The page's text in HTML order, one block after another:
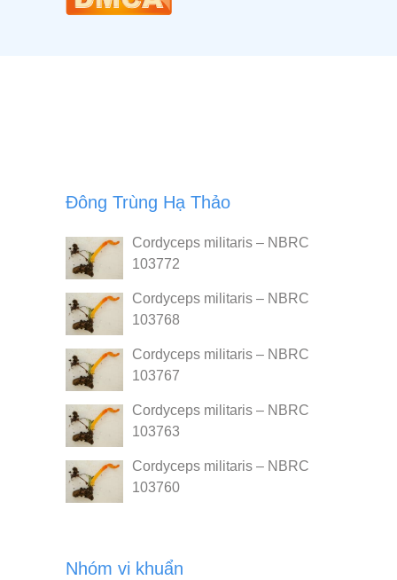
Đông Trùng Hạ Thảo
Cordyceps militaris – NBRC
103772
Cordyceps militaris – NBRC
103768
Cordyceps militaris – NBRC
103767
Cordyceps militaris – NBRC
103763
Cordyceps militaris – NBRC
103760
Nhóm vi khuẩn